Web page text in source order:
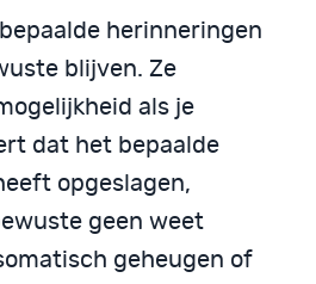
herinneringen
blijven. Ze
als je
dat het bepaalde
opgeslagen,
geen weet
geheugen of